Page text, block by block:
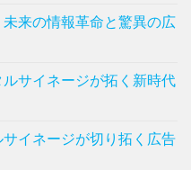
来の情報革命と驚異の広
サイネージが拓く新時代
イネージが切り拓く広告